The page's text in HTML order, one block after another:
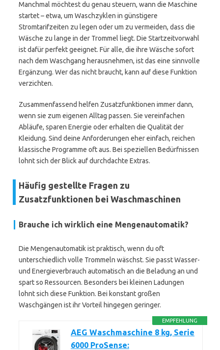
Manchmal möchtest du genau steuern, wann die Maschine
startet – etwa, um Waschzyklen in günstigere
Stromtarifzeiten zu legen oder um zu vermeiden, dass die
Wäsche zu lange in der Trommel liegt. Die Startzeitvorwahl
ist dafür perfekt geeignet. Für alle, die ihre Wäsche sofort
nach dem Waschgang herausnehmen, ist das eine sinnvolle
Ergänzung. Wer das nicht braucht, kann auf diese Funktion
verzichten.
Zusammenfassend helfen Zusatzfunktionen immer dann,
wenn sie zum eigenen Alltag passen. Sie vereinfachen
Abläufe, sparen Energie oder erhalten die Qualität der
Kleidung. Sind deine Anforderungen eher einfach, reichen
klassische Programme oft aus. Bei speziellen Bedürfnissen
lohnt sich der Blick auf durchdachte Extras.
Häufig gestellte Fragen zu
Zusatzfunktionen bei Waschmaschinen
Brauche ich wirklich eine Mengenautomatik?
Die Mengenautomatik ist praktisch, wenn du oft
unterschiedlich volle Trommeln wäschst. Sie passt Wasser-
und Energieverbrauch automatisch an die Beladung an und
spart so Ressourcen. Besonders bei kleinen Ladungen
lohnt sich diese Funktion. Bei konstant großen
Waschgängen ist ihr Vorteil hingegen geringer.
EMPFEHLUNG
AEG Waschmaschine 8 kg, Serie
6000 ProSense: